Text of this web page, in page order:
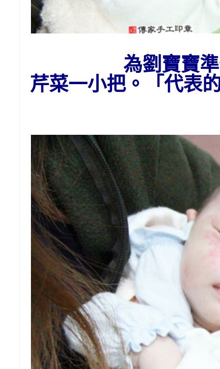
為劉寶寶
芹菜一小把。「代表